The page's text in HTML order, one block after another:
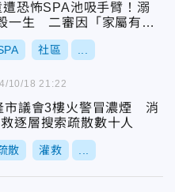
恐怖SPA池吸手臂！溺
一生 二審因「家屬有
砍半
社區
市議會3樓火警冒濃煙 消
逐層搜索疏散數十人
散 灌救
10/18 21:22